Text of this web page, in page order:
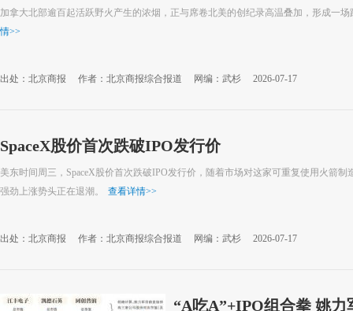
加拿大北部逾百起活跃野火产生的浓烟，正与席卷北美的创纪录高温叠加，形成一
情>>
出处：北京商报 作者：北京商报综合报道 网编：武杉 2026-07-17
SpaceX股价首次跌破IPO发行价
美东时间周三，SpaceX股价首次跌破IPO发行价，随着市场对这家可重复使用火箭
强劲上涨势头正在退潮。
查看详情>>
出处：北京商报 作者：北京商报综合报道 网编：武杉 2026-07-17
“A吃A”+IPO组合拳 姚力